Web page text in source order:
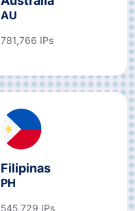
AU
781,766 IPs
Filipinas
PH
545,729 IPs